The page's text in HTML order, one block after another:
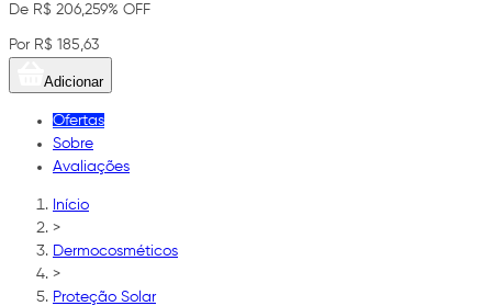
De R$ 206,259% OFF
Por R$ 185,63
Adicionar
Ofertas
Sobre
Avaliações
Início
>
Dermocosméticos
>
Proteção Solar